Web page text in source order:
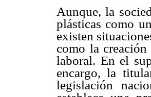
Aunque, la
plásticas como
existen
como la
laboral. En el
encargo, la
legislación